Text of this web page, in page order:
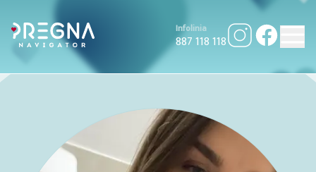
Infolinia
887 118 118